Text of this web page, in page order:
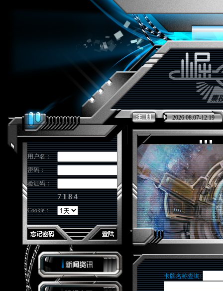
2026.08.07-12:19
用户名：
密码：
验证码：
7184
Cookie：
卡牌名称查询: